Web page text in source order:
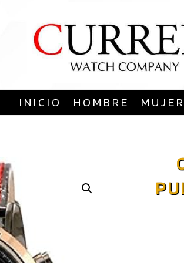
al
contenido
INICIO HOMBRE MUJER